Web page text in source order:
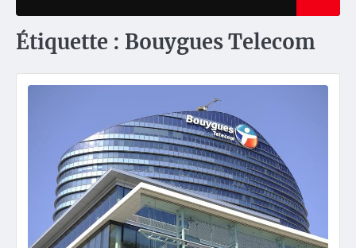
Étiquette : Bouygues Telecom